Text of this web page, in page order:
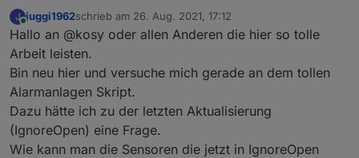
J
Online
juggi1962schrieb am 26. Aug. 2021, 17:12
zuletzt editiert von
Hallo an @kosy oder allen Anderen die hier so tolle
Arbeit leisten.
Bin neu hier und versuche mich gerade an dem tollen
Alarmanlagen Skript.
Dazu hätte ich zu der letzten Aktualisierung
(IgnoreOpen) eine Frage.
Wie kann man die Sensoren die jetzt in IgnoreOpen